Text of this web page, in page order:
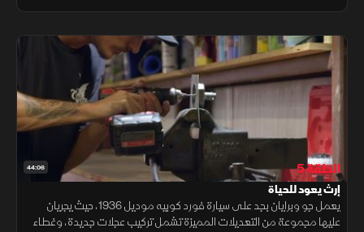
44:06 الحلقة 5
إرث يعود للحياة
يعمل جو وبرايان بجد على سيارة فورد كوبيه موديل 1936، حيث يجريان
عليها مجموعة من التعديلات المميزة تشمل تركيب عجلات جديدة، وغطاء